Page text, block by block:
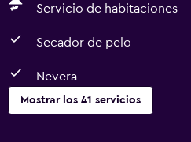
Servicio de habitaciones
Secador de pelo
Nevera
Mostrar los 41 servicios